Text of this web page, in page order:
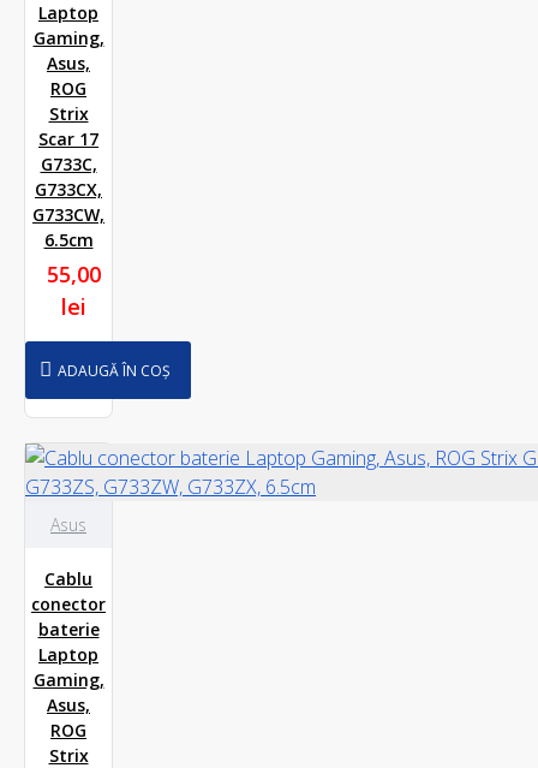
Laptop
Gaming,
Asus,
ROG
Strix
Scar 17
G733C,
G733CX,
G733CW,
6.5cm
55,00
lei
ADAUGĂ ÎN COȘ
Asus
Cablu
conector
baterie
Laptop
Gaming,
Asus,
ROG
Strix